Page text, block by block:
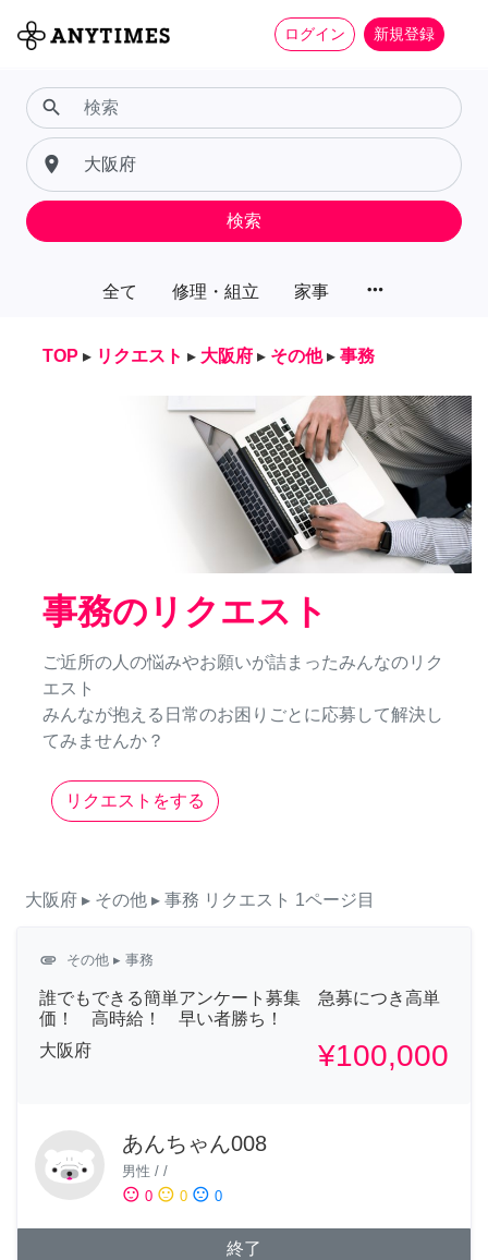
ログイン 新規登録
全て 修理・組立 家事 more_horiz
search
place
検索
TOP ▸ リクエスト ▸ 大阪府 ▸ その他 ▸ 事務
事務のリクエスト
ご近所の人の悩みやお願いが詰まったみんなのリク
エスト
みんなが抱える日常のお困りごとに応募して解決し
てみませんか？
リクエストをする
大阪府 ▸ その他 ▸ 事務 リクエスト 1ページ目
attachment その他 ▸ 事務
誰でもできる簡単アンケート募集 急募につき高単
価！ 高時給！ 早い者勝ち！
大阪府
¥100,000
あんちゃん008
男性 / /
sentiment_satisfied 0 sentiment_neutral 0 sentiment_dissatisfied 0
終了